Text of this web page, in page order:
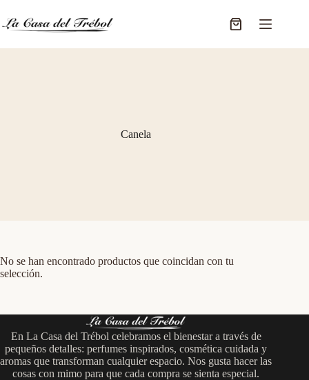
contenido
Carro
Canela
No se han encontrado productos que coincidan con tu
selección.
En La Casa del Trébol celebramos el bienestar a través de
pequeños detalles: perfumes inspirados, cosmética cuidada y
aromas que transforman cualquier espacio. Nos gusta hacer las
cosas con mimo para que cada compra se sienta especial.